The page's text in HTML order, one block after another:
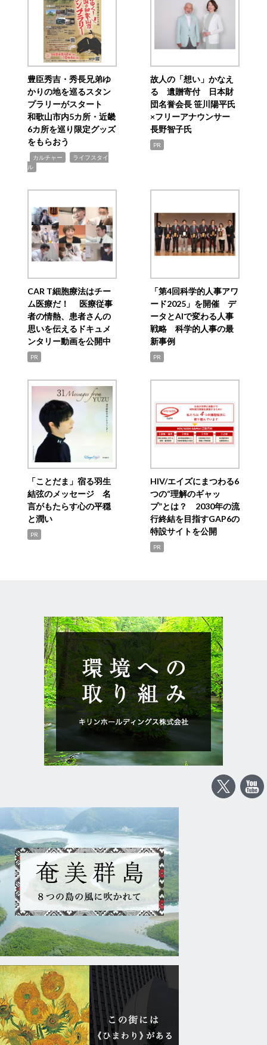
豊臣秀吉・秀長兄弟ゆ
かりの地を巡るスタン
プラリーがスタート
和歌山市内5カ所・近畿
6カ所を巡り限定グッズ
をもらおう
カルチャー
ライフスタイ
ル
故人の「想い」かなえ
る 遺贈寄付 日本財
団名誉会長 笹川陽平氏
×フリーアナウンサー
長野智子氏
PR
CAR T細胞療法はチー
ム医療だ！ 医療従事
者の情熱、患者さんの
思いを伝えるドキュメ
ンタリー動画を公開中
PR
「第4回科学的人事アワ
ード2025」を開催 デ
ータとAIで変わる人事
戦略 科学的人事の最
新事例
PR
「ことだま」宿る羽生
結弦のメッセージ 名
言がもたらす心の平穏
と潤い
PR
HIV/エイズにまつわる6
つの“理解のギャッ
プ”とは？ 2030年の流
行終結を目指すGAP6の
特設サイトを公開
PR